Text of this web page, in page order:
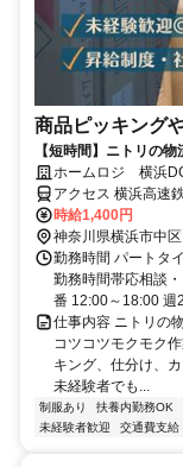
商品ピッキング
【短時間】ニトリの
ホームロジ 横浜
アクセス 横浜高速
歩約20分、横浜高
口)徒歩約32分、Ｊ
桜木町駅よりバス(
時給1,400円
神奈川県横浜市中区
勤務時間 パートタ
勤務時間帯応相談
番 12:00～18:00 週
仕事内容 ニトリの
コツコツモクモク
キング、仕分け、
未経験者でも...
制服あり 扶養内勤務OK
未経験者歓迎
交通費支給